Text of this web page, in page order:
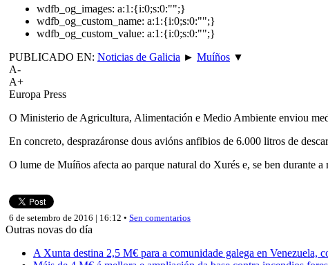
wdfb_og_images: a:1:{i:0;s:0:"";}
wdfb_og_custom_name: a:1:{i:0;s:0:"";}
wdfb_og_custom_value: a:1:{i:0;s:0:"";}
PUBLICADO EN: Noticias de Galicia ► Muíños ▼
A-
A+
Europa Press
O Ministerio de Agricultura, Alimentación e Medio Ambiente enviou
En concreto, desprazáronse dous avións anfibios de 6.000 litros de
O lume de Muíños afecta ao parque natural do Xurés e, se ben durante
6 de setembro de 2016 | 16:12 • Sen comentarios
Outras novas do día
A Xunta destina 2,5 M€ para a comunidade galega en Venezuela,